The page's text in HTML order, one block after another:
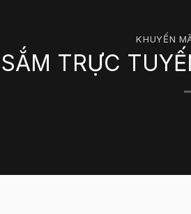
KHUYẾN
TRỰC